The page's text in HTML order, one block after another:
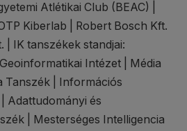
Atlétikai Club (BEAC) |
Kiberlab | Robert Bosch Kft.
| IK tanszékek standjai:
Intézet | Média
Tanszék | Információs
Adattudományi és
| Mesterséges Intelligencia